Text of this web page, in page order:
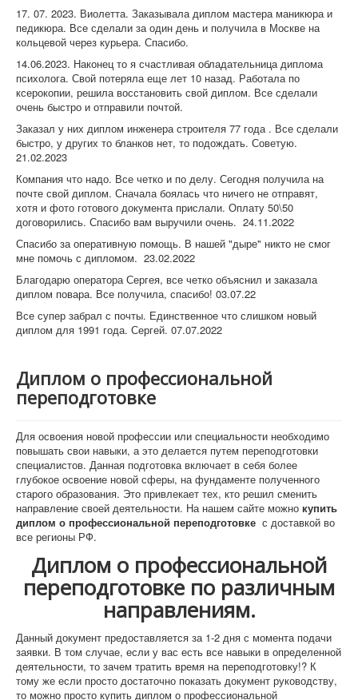
17. 07. 2023. Виолетта. Заказывала диплом мастера маникюра и
педикюра. Все сделали за один день и получила в Москве на
кольцевой через курьера. Спасибо.
14.06.2023. Наконец то я счастливая обладательница диплома
психолога. Свой потеряла еще лет 10 назад. Работала по
ксерокопии, решила восстановить свой диплом. Все сделали
очень быстро и отправили почтой.
Заказал у них диплом инженера строителя 77 года . Все сделали
быстро, у других то бланков нет, то подождать. Советую.
21.02.2023
Компания что надо. Все четко и по делу. Сегодня получила на
почте свой диплом. Сначала боялась что ничего не отправят,
хотя и фото готового документа прислали. Оплату 50\50
договорились. Спасибо вам выручили очень. 24.11.2022
Спасибо за оперативную помощь. В нашей "дыре" никто не смог
мне помочь с дипломом. 23.02.2022
Благодарю оператора Сергея, все четко объяснил и заказала
диплом повара. Все получила, спасибо! 03.07.22
Все супер забрал с почты. Единственное что слишком новый
диплом для 1991 года. Сергей. 07.07.2022
Диплом о профессиональной
переподготовке
Для освоения новой профессии или специальности необходимо
повышать свои навыки, а это делается путем переподготовки
специалистов. Данная подготовка включает в себя более
глубокое освоение новой сферы, на фундаменте полученного
старого образования. Это привлекает тех, кто решил сменить
направление своей деятельности. На нашем сайте можно купить
диплом о профессиональной переподготовке с доставкой во
все регионы РФ.
Диплом о профессиональной
переподготовке по различным
направлениям.
Данный документ предоставляется за 1-2 дня с момента подачи
заявки. В том случае, если у вас есть все навыки в определенной
деятельности, то зачем тратить время на переподготовку!? К
тому же если просто достаточно показать документ руководству,
то можно просто купить диплом о профессиональной